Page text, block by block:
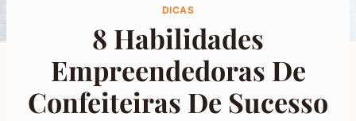
DICAS
8 Habilidades
Empreendedoras De
Confeiteiras De Sucesso